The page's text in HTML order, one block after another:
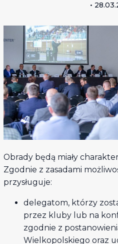
•
Obrady będą miały
Zgodnie z zasadami
przysługuje:
delegatom, którzy
przez kluby lub na
zgodnie z
Wielkopolskiego oraz